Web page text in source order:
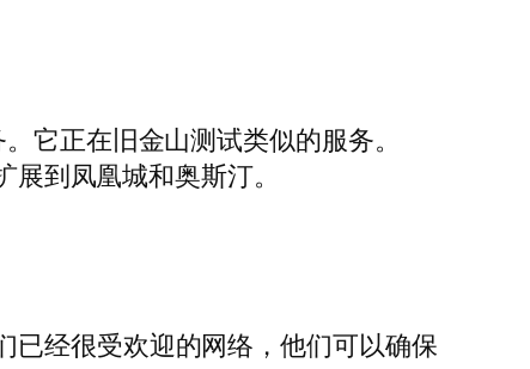
它正在旧金山测试类似的服务。
到凤凰城和奥斯汀。
已经很受欢迎的网络，他们可以确保